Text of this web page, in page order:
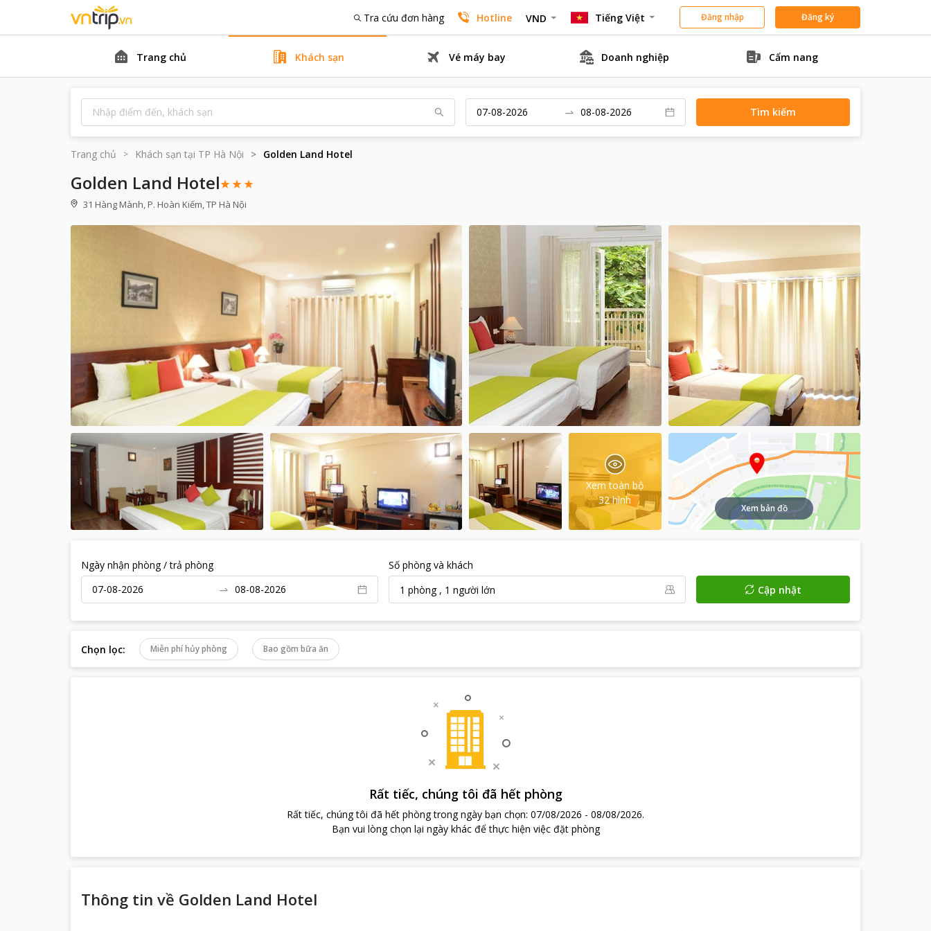
Tra cứu đơn hàng Hotline VND Tiếng Việt Đăng nhập Đăng ký
Trang chủ Khách sạn Vé máy bay Doanh nghiệp Cẩm nang
Tìm kiếm
Trang chủ Khách sạn tại TP Hà Nội Golden Land Hotel
Golden Land Hotel
31 Hàng Mành, P. Hoàn Kiếm, TP Hà Nội
Xem toàn bộ
32 hình
Xem bản đồ
Ngày nhận phòng / trả phòng
Số phòng và khách
1 phòng, 1 người lớn Cập nhật
Chọn lọc: Miễn phí hủy phòng Bao gồm bữa ăn
Rất tiếc, chúng tôi đã hết phòng
Rất tiếc, chúng tôi đã hết phòng trong ngày bạn chọn: 07/08/2026 - 08/08/2026.
Bạn vui lòng chọn lại ngày khác để thực hiện việc đặt phòng
Thông tin về Golden Land Hotel